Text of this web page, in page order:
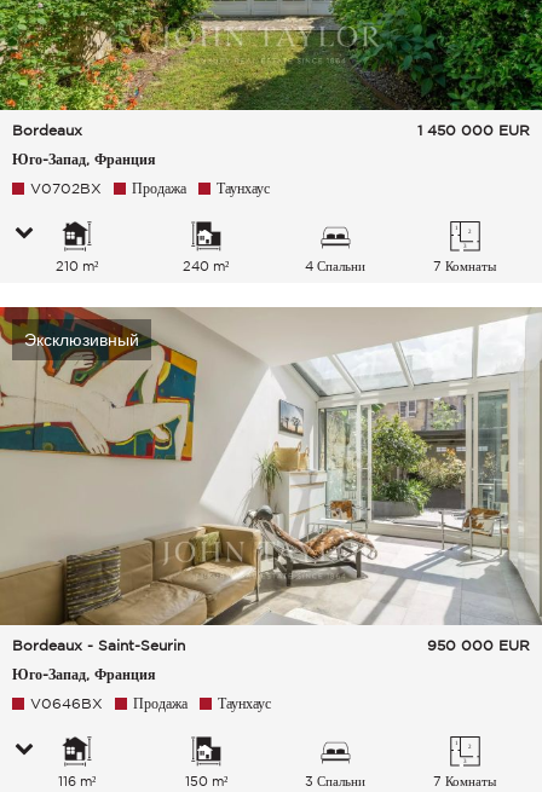
Bordeaux
Юго-Запад, Франция
1 450 000 EUR
V0702BX Продажа Таунхаус
210 m² 240 m² 4 Спальни 7 Комнаты
Эксклюзивный
Bordeaux - Saint-Seurin
Юго-Запад, Франция
950 000 EUR
V0646BX Продажа Таунхаус
116 m² 150 m² 3 Спальни 7 Комнаты